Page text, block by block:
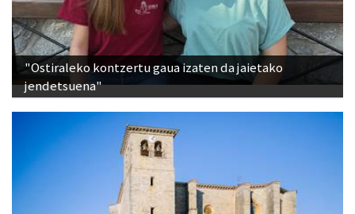
"Ostiraleko kontzertu gaua izaten da jaietako
jendetsuena"